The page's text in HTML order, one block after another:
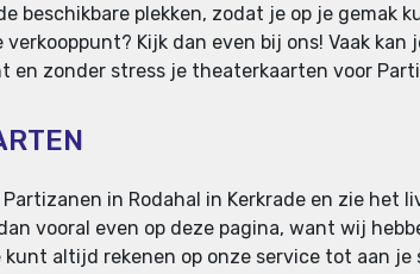
beschikbare plekken, zodat je op je gemak
Kijk dan even bij ons! Vaak
en zonder stress je theaterkaarten voor
in Rodahal in Kerkrade en zie het
vooral even op deze pagina, want wij
altijd rekenen op onze service tot aan